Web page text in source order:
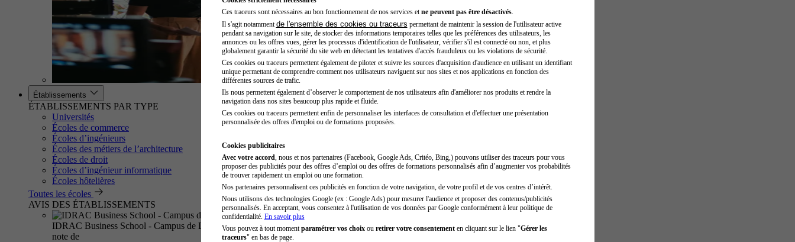
Établissements
ÉTABLISSEMENTS PAR TYPE
Universités
Écoles de commerce
Écoles d’ingénieurs
Écoles des métiers de l’architecture
Écoles de droit
Écoles d’ingénieur informatique
Écoles hôtelières
Toutes les écoles
AVIS DES ÉTABLISSEMENTS
IDRAC Business School - Campus de Lyon
note de
Ces traceurs sont nécessaires au bon fonctionnement de nos services et ne peuvent pas être désactivés.
Il s'agit notamment de l'ensemble des cookies ou traceurs permettant de maintenir la session de l'utilisateur active
pendant sa navigation sur le site, de stocker des informations temporaires telles que les préférences des utilisateurs, les
annonces ou les offres vues, gérer les processus d'identification de l'utilisateur, vérifier s'il est connecté ou non, et plus
globalement garantir la sécurité du site web en détectant les tentatives d'accès frauduleux ou les violations de sécurité.
Ces cookies ou traceurs permettent également de piloter et suivre les sources d'acquisition d'audience en utilisant un identifiant
unique permettant de comprendre comment nos utilisateurs naviguent sur nos sites et nos applications en fonction des
différentes sources de trafic.
Ils nous permettent également d’observer le comportement de nos utilisateurs afin d'améliorer nos produits et rendre la
navigation dans nos sites beaucoup plus rapide et fluide.
Ces cookies ou traceurs permettent enfin de personnaliser les interfaces de consultation et d'effectuer une présentation
personnalisée des offres d'emploi ou de formations proposées.
Cookies publicitaires
Avec votre accord , nous et nos partenaires (Facebook, Google Ads, Critéo, Bing,) pouvons utiliser des traceurs pour vous
proposer des publicités pour des offres d’emploi ou des offres de formations personnalisés afin d’augmenter vos probabilités
de trouver rapidement un emploi ou une formation.
Nos partenaires personnalisent ces publicités en fonction de votre navigation, de votre profil et de vos centres d’intérêt.
Nous utilisons des technologies Google (ex : Google Ads) pour mesurer l'audience et proposer des contenus/publicités
personnalisés. En acceptant, vous consentez à l'utilisation de vos données par Google conformément à leur politique de
confidentialité. En savoir plus
Vous pouvez à tout moment paramétrer vos choixou retirer votre consentementen cliquant sur le lien "Gérer les
traceurs" en bas de page.